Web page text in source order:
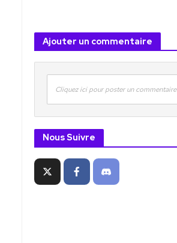
Ajouter un commentaire
Cliquez ici pour poster un commentaire
Nous Suivre